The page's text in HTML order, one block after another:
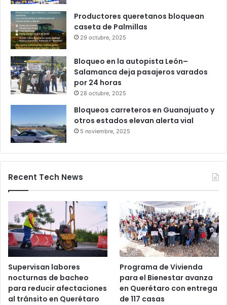
Gameplanet con irregularidades:
Profeco
Productores queretanos bloquean
caseta de Palmillas
29 octubre, 2025
Bloqueo en la autopista León–
Salamanca deja pasajeros varados
otros estados elevan alerta vial
5 noviembre, 2025
Recent Tech News